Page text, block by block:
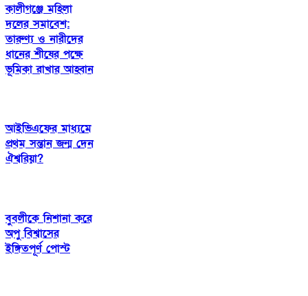
কালীগঞ্জে মহিলা
দলের সমাবেশ:
তারুণ্য ও নারীদের
ধানের শীষের পক্ষে
ভূমিকা রাখার আহ্বান
আইভিএফের মাধ্যমে
প্রথম সন্তান জন্ম দেন
ঐশ্বরিয়া?
বুবলীকে নিশানা করে
অপু বিশ্বাসের
ইঙ্গিতপূর্ণ পোস্ট